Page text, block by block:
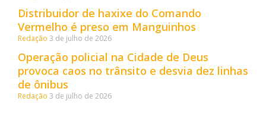
Distribuidor de haxixe do Comando
Vermelho é preso em Manguinhos
Redação 3 de julho de 2026
Operação policial na Cidade de Deus
provoca caos no trânsito e desvia dez linhas
de ônibus
Redação 3 de julho de 2026